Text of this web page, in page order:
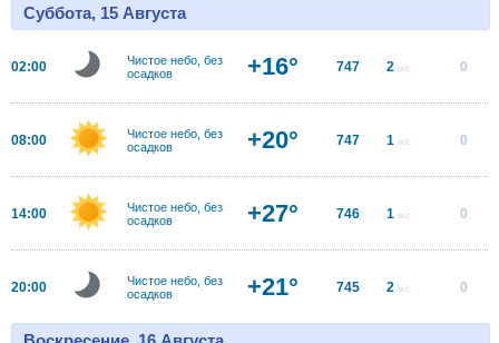
Суббота, 15 Августа
02:00
Чистое небо, без
осадков
+16° 747 2 м/с 0
08:00
Чистое небо, без
осадков
+20° 747 1 м/с 0
14:00
Чистое небо, без
осадков
+27° 746 1 м/с 0
20:00
Чистое небо, без
осадков
+21° 745 2 м/с 0